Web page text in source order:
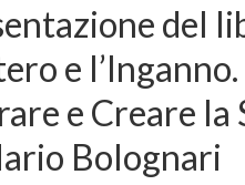
del
e
e Creare la
Bolognari